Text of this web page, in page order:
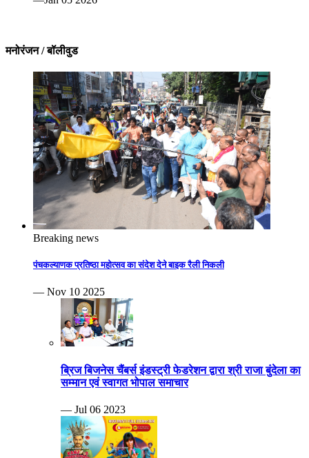
मनोरंजन / बॉलीवुड
Breaking news
पंचकल्याणक प्रतिष्ठा महोत्सव का संदेश देने बाइक रैली निकली
— Nov 10 2025
ब्रिज बिजनेस चैंबर्स इंडस्ट्री फेडरेशन द्वारा श्री राजा बुंदेला का
सम्मान एवं स्वागत भोपाल समाचार
— Jul 06 2023